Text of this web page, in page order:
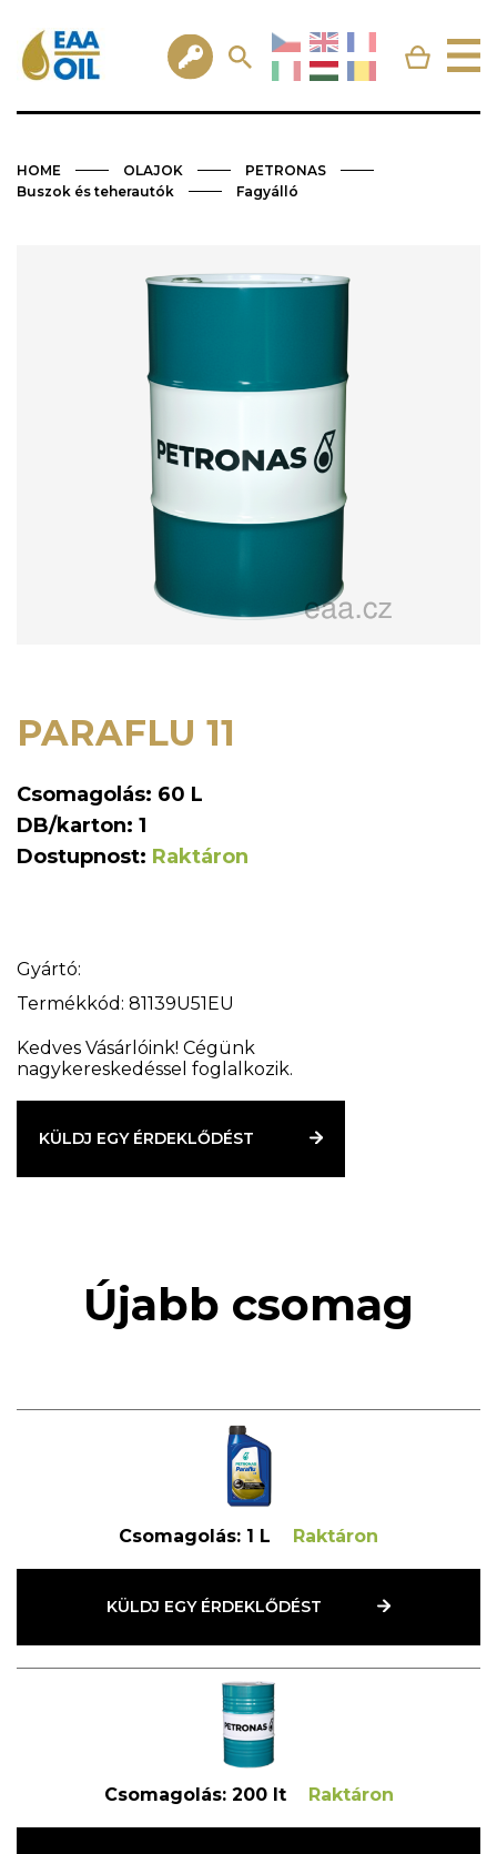
HOME OLAJOK
PETRONAS
Buszok és teherautók
Fagyálló
PARAFLU 11
Csomagolás: 60 L
DB/karton: 1
Dostupnost: Raktáron
Gyártó:
Termékkód: 81139U51EU
Kedves Vásárlóink! Cégünk
nagykereskedéssel foglalkozik.
KÜLDJ EGY ÉRDEKLŐDÉST
Újabb csomag
Csomagolás: 1 L Raktáron
KÜLDJ EGY ÉRDEKLŐDÉST
Csomagolás:200 lt Raktáron